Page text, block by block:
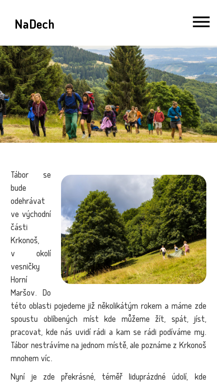
NaDech
Tábor se
bude
odehrávat
ve východní
části
Krkonoš,
v okolí
vesničky
Horní
Maršov. Do
této oblasti pojedeme již několikátým rokem a máme zde
spoustu oblíbených míst kde můžeme žít, spát, jíst,
pracovat, kde nás uvidí rádi a kam se rádi podíváme my.
Tábor nestrávíme na jednom místě, ale poznáme z Krkonoš
mnohem víc.
Nyní je zde překrásné, téměř liduprázdné údolí, kde